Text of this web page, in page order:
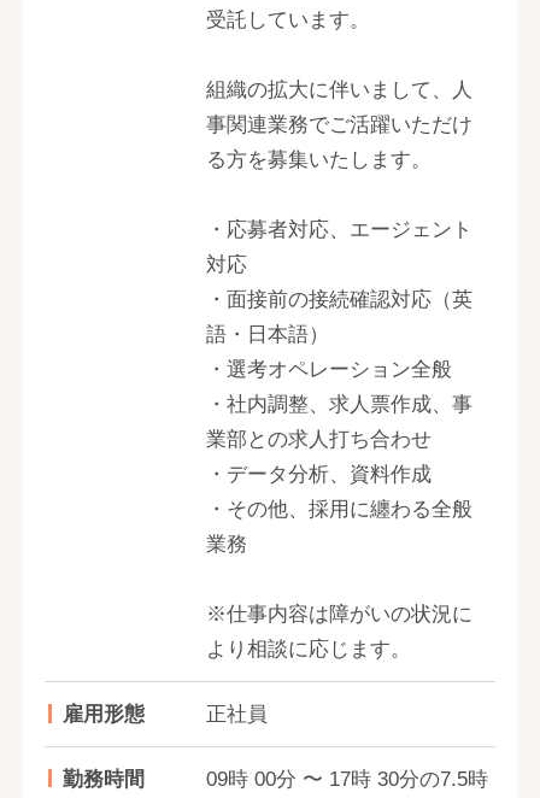
受託しています。
組織の拡大に伴いまして、人
事関連業務でご活躍いただけ
る方を募集いたします。
・応募者対応、エージェント
対応
・面接前の接続確認対応（英
語・日本語）
・選考オペレーション全般
・社内調整、求人票作成、事
業部との求人打ち合わせ
・データ分析、資料作成
・その他、採用に纏わる全般
業務
※仕事内容は障がいの状況に
より相談に応じます。
雇用形態 正社員
勤務時間 09時 00分 〜 17時 30分の7.5時